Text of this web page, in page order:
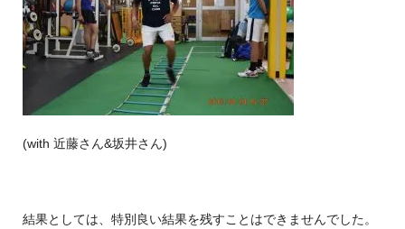
(with 近藤さん&坂井さん)
結果としては、特別良い結果を残すことはできませんでした。